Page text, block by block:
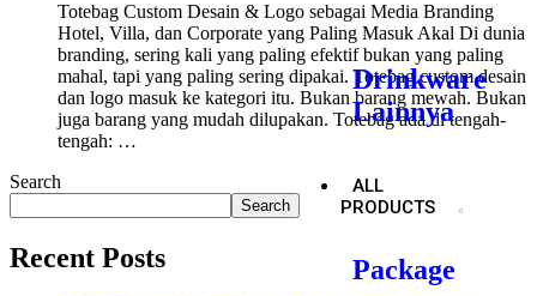
Drinkware
Lainnya
ALL
PRODUCTS
Package
Totebag Custom Desain & Logo sebagai Media Branding
Hotel, Villa, dan Corporate yang Paling Masuk Akal Di dunia
branding, sering kali yang paling efektif bukan yang paling
mahal, tapi yang paling sering dipakai. Totebag custom desain
dan logo masuk ke kategori itu. Bukan barang mewah. Bukan
juga barang yang mudah dilupakan. Totebag ada di tengah-
tengah: …
Search
Search
Recent Posts